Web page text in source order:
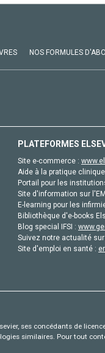
NOS FORMULES
PLATEFORMES
Site e-commerce :
Aide à la pratique
Portail pour les
Site d'information sur
E-learning pour les
Bibliothèque d'e-books
Blog special IFSI :
Suivez notre actualité
Site d'emploi en santé :
ses concédants de
similaires. Pour tout